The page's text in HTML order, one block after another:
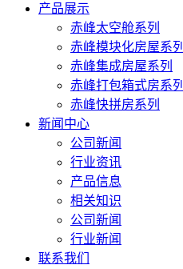
产品展示
赤峰太空舱系列
赤峰模块化房屋系列
赤峰集成房屋系列
赤峰打包箱式房系列
赤峰快拼房系列
新闻中心
公司新闻
行业资讯
产品信息
相关知识
公司新闻
行业新闻
联系我们